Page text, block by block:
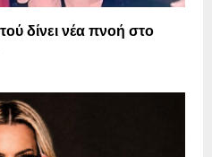
δίνει νέα πνοή στο